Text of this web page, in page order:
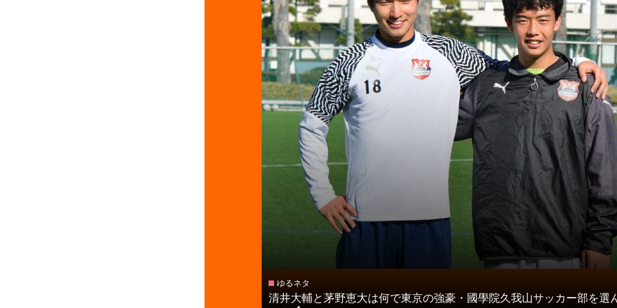
ゆるネタ
清井大輔と茅野恵大は何で東京の強豪・國學院久我山サッカー部を選